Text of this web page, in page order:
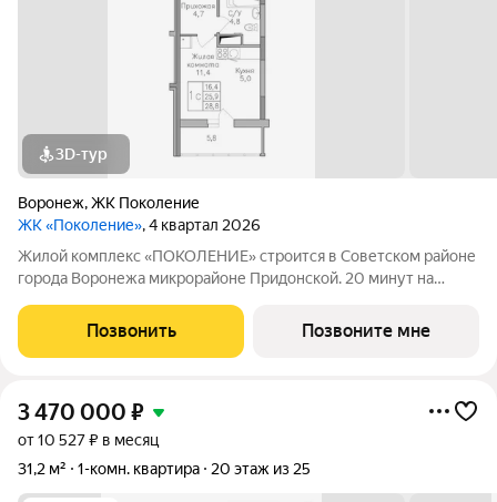
3D-тур
Воронеж,ЖК Поколение
ЖК «Поколение», 4 квартал 2026
Жилой комплекс «ПОКОЛЕНИЕ» строится в Советском районе
города Воронежа микрорайоне Придонской. 20 минут на
доступности. Активное благоустройство: спортивные
тренажеры, комфортные детские
Позвонить Позвоните мне
3 470 000 ₽
от 10 527 ₽ в месяц
31,2 м²
1-комн. квартира 20 этаж из 25